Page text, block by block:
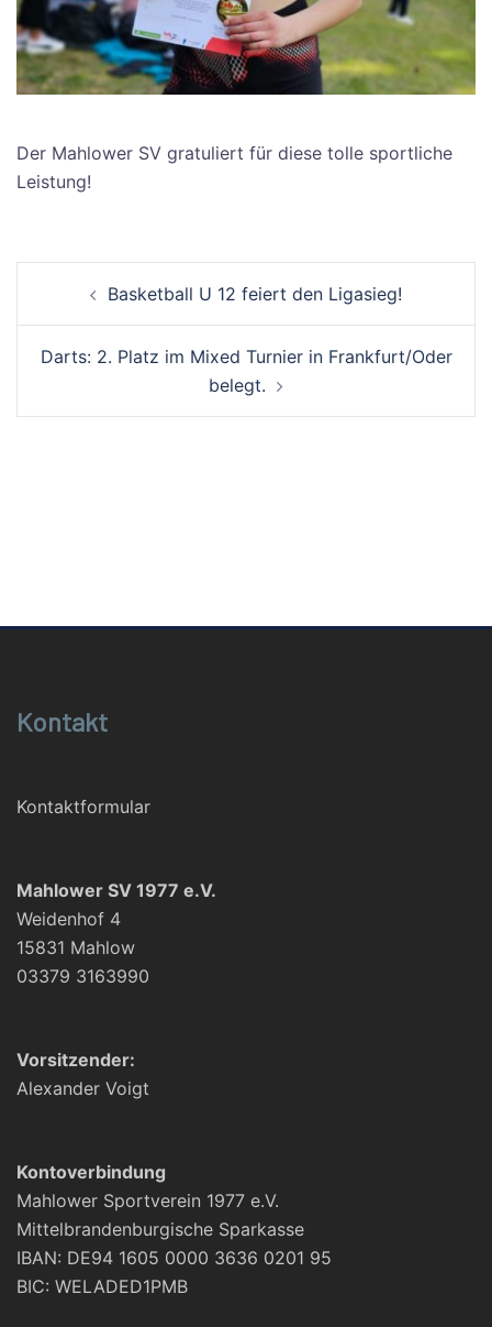
Der Mahlower SV gratuliert für diese tolle sportliche
Leistung!
NavigationBasketball U 12 feiert den Ligasieg!
Darts: 2. Platz im Mixed Turnier in Frankfurt/Oder
belegt.
Kontakt
Kontaktformular
Mahlower SV 1977 e.V.
Weidenhof 4
15831 Mahlow
03379 3163990
Vorsitzender:
Alexander Voigt
Kontoverbindung
Mahlower Sportverein 1977 e.V.
Mittelbrandenburgische Sparkasse
IBAN: DE94 1605 0000 3636 0201 95
BIC: WELADED1PMB